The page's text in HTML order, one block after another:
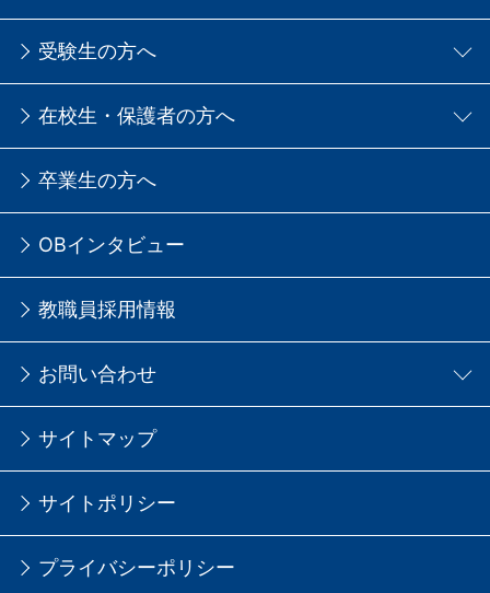
受験生の方へ
在校生・保護者の方へ
卒業生の方へ
OBインタビュー
教職員採用情報
お問い合わせ
サイトマップ
サイトポリシー
プライバシーポリシー